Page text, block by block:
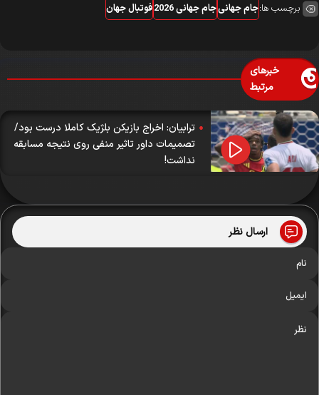
برچسب ها:جام جهانیجام جهانی 2026 فوتبال جهان
خبرهای
مرتبط
ترابیان: اخراج بازیکن بلژیک کاملا درست بود/
تصمیمات داور تاثیر منفی روی نتیجه مسابقه
نداشت!
ارسال نظر